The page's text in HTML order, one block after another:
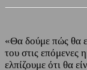
«Θα δούμε πώς θα
του στις επόμενες
ελπίζουμε ότι θα